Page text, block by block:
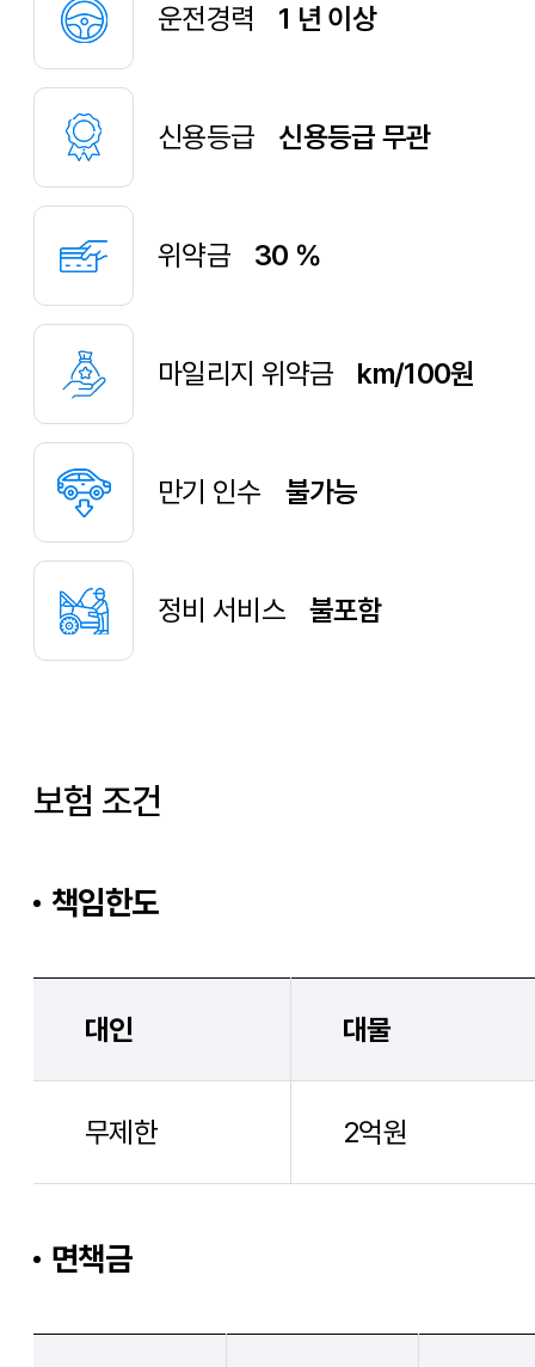
운전경력 1 년 이상
신용등급 신용등급 무관
위약금 30 %
마일리지 위약금 km/100원
만기 인수 불가능
정비 서비스 불포함
보험 조건
책임한도
대인 대물
무제한 2억원
면책금